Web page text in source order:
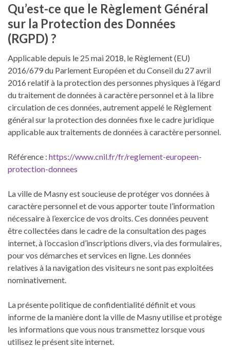
Qu’est-ce que le Règlement Général
sur la Protection des Données
(RGPD) ?
Applicable depuis le 25 mai 2018, le Règlement (EU)
2016/679 du Parlement Européen et du Conseil du 27 avril
2016 relatif à la protection des personnes physiques à l’égard
du traitement de données à caractère personnel et à la libre
circulation de ces données, autrement appelé le Règlement
général sur la protection des données fixe le cadre juridique
applicable aux traitements de données à caractère personnel.
Référence : https://www.cnil.fr/fr/reglement-europeen-
protection-donnees
La ville de Masny est soucieuse de protéger vos données à
caractère personnel et de vous apporter toute l’information
nécessaire à l’exercice de vos droits. Ces données peuvent
être collectées dans le cadre de la consultation des pages
internet, à l’occasion d’inscriptions divers, via des formulaires,
pour vos démarches et services en ligne. Les données
relatives à la navigation des visiteurs ne sont pas exploitées
nominativement.
La présente politique de confidentialité définit et vous
informe de la manière dont la ville de Masny utilise et protège
les informations que vous nous transmettez lorsque vous
utilisez le présent site internet.